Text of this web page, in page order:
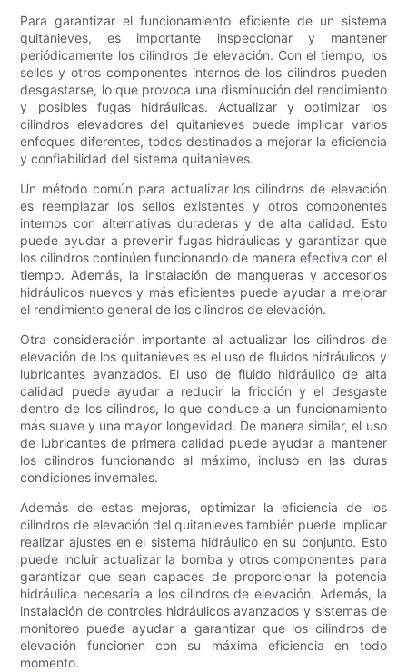
Para garantizar el funcionamiento eficiente de un sistema
quitanieves, es importante inspeccionar y mantener
periódicamente los cilindros de elevación. Con el tiempo, los
sellos y otros componentes internos de los cilindros pueden
desgastarse, lo que provoca una disminución del rendimiento
y posibles fugas hidráulicas. Actualizar y optimizar los
cilindros elevadores del quitanieves puede implicar varios
enfoques diferentes, todos destinados a mejorar la eficiencia
y confiabilidad del sistema quitanieves.
Un método común para actualizar los cilindros de elevación
es reemplazar los sellos existentes y otros componentes
internos con alternativas duraderas y de alta calidad. Esto
puede ayudar a prevenir fugas hidráulicas y garantizar que
los cilindros continúen funcionando de manera efectiva con el
tiempo. Además, la instalación de mangueras y accesorios
hidráulicos nuevos y más eficientes puede ayudar a mejorar
el rendimiento general de los cilindros de elevación.
Otra consideración importante al actualizar los cilindros de
elevación de los quitanieves es el uso de fluidos hidráulicos y
lubricantes avanzados. El uso de fluido hidráulico de alta
calidad puede ayudar a reducir la fricción y el desgaste
dentro de los cilindros, lo que conduce a un funcionamiento
más suave y una mayor longevidad. De manera similar, el uso
de lubricantes de primera calidad puede ayudar a mantener
los cilindros funcionando al máximo, incluso en las duras
condiciones invernales.
Además de estas mejoras, optimizar la eficiencia de los
cilindros de elevación del quitanieves también puede implicar
realizar ajustes en el sistema hidráulico en su conjunto. Esto
puede incluir actualizar la bomba y otros componentes para
garantizar que sean capaces de proporcionar la potencia
hidráulica necesaria a los cilindros de elevación. Además, la
instalación de controles hidráulicos avanzados y sistemas de
monitoreo puede ayudar a garantizar que los cilindros de
elevación funcionen con su máxima eficiencia en todo
momento.